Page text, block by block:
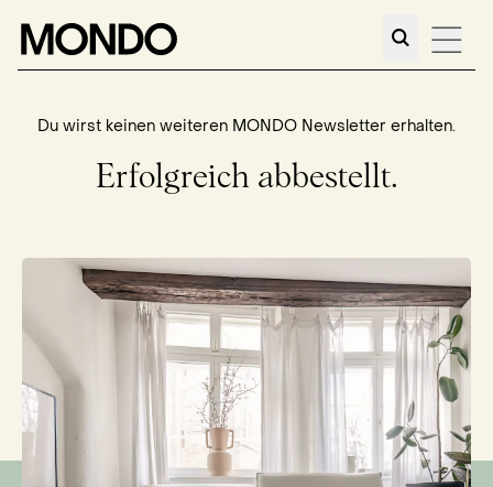
Du wirst keinen weiteren MONDO Newsletter erhalten.
Erfolgreich abbestellt.